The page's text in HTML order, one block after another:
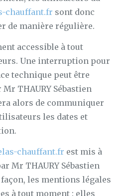
chauffant.fr sont donc
de manière régulière.
accessible à tout
Une interruption pour
technique peut être
THAURY Sébastien
alors de communiquer
les dates et
chauffant.fr est mis à
Mr THAURY Sébastien
les mentions légales
à tout moment : elles